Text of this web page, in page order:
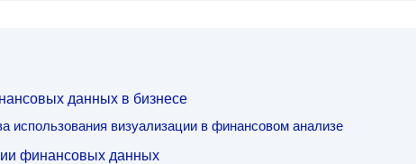
данных в бизнесе
использования визуализации в финансовом анализе
финансовых данных